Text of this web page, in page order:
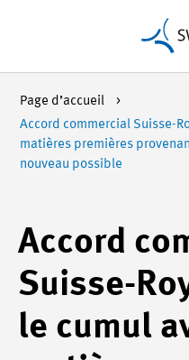
Page d’accueil
Accord commercial Suisse-
matières premières
nouveau possible
Accord
Suisse-
le cumul